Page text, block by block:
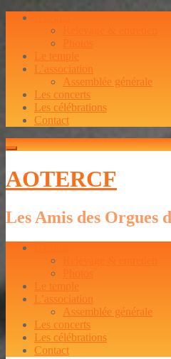
Le temple
L’association
Assemblée générale
Les concerts
Les célébrations
Contact
AOTERCF
Les Amis des Orgues
Le temple
L’association
Assemblée générale
Les concerts
Les célébrations
Contact